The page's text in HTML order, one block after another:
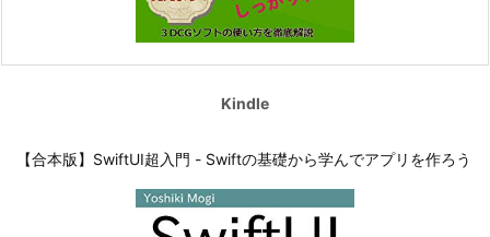
Kindle
【合本版】SwiftUI超入門 - Swiftの基礎から学んでアプリを作ろう